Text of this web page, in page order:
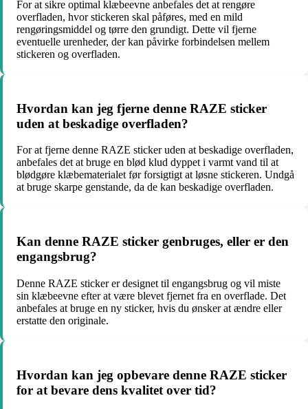
For at sikre optimal klæbeevne anbefales det at rengøre
overfladen, hvor stickeren skal påføres, med en mild
rengøringsmiddel og tørre den grundigt. Dette vil fjerne
eventuelle urenheder, der kan påvirke forbindelsen mellem
stickeren og overfladen.
Hvordan kan jeg fjerne denne RAZE sticker
uden at beskadige overfladen?
For at fjerne denne RAZE sticker uden at beskadige overfladen,
anbefales det at bruge en blød klud dyppet i varmt vand til at
blødgøre klæbematerialet før forsigtigt at løsne stickeren. Undgå
at bruge skarpe genstande, da de kan beskadige overfladen.
Kan denne RAZE sticker genbruges, eller er den
engangsbrug?
Denne RAZE sticker er designet til engangsbrug og vil miste
sin klæbeevne efter at være blevet fjernet fra en overflade. Det
anbefales at bruge en ny sticker, hvis du ønsker at ændre eller
erstatte den originale.
Hvordan kan jeg opbevare denne RAZE sticker
for at bevare dens kvalitet over tid?